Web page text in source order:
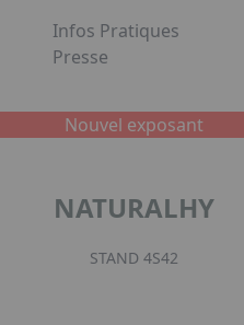
Le rendez-vous des
Metz Auto Passion en
Infos Pratiques
Presse
Nouvel exposant
NATURALHY
STAND 4S42